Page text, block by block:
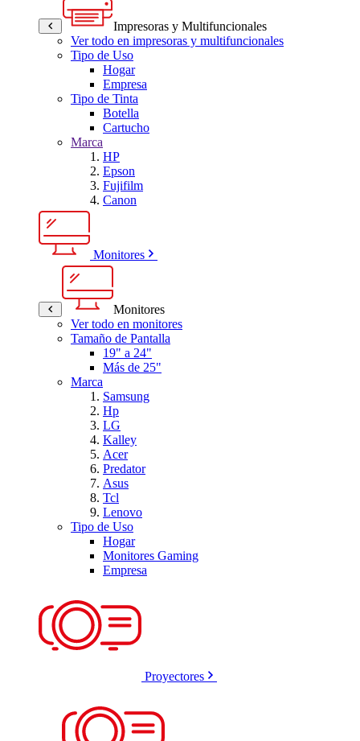
Impresoras y Multifuncionales
Ver todo en impresoras y multifuncionales
Tipo de Uso
Hogar
Empresa
Tipo de Tinta
Botella
Cartucho
Marca
HP
Epson
Fujifilm
Canon
Monitores
Monitores
Ver todo en monitores
Tamaño de Pantalla
19" a 24"
Más de 25"
Marca
Samsung
Hp
LG
Kalley
Acer
Predator
Asus
Tcl
Lenovo
Tipo de Uso
Hogar
Monitores Gaming
Empresa
Proyectores